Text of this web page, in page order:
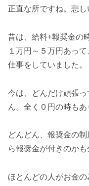
正直な所ですね。悲し
昔は、給料+報奨金の
１万円～５万円あっ
仕事をしていました。
今は、どんだけ頑張
ん。全く０円の時もあ
どんどん、報奨金の
ら報奨金が付きのかも
ほとんどの人がお金の